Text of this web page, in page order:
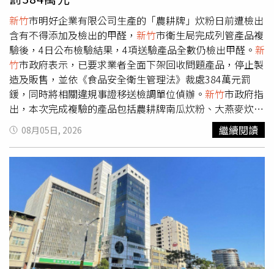
官網、線上申請、線上查詢各類掛號郵件狀況等，可能出現
載入緩慢、暫時無法使用或查不到最新狀態情形。如需使用
線上申請、EZPost登打郵件託運單、郵件查詢、i郵箱相關
資訊等服務，建議改採固定網路（Wi-Fi或有線網路）辦理。
中華郵政提到，郵務使用之PDA主要透過行動數據
（4G/5G）進行包裹、快捷掃描郵件上傳、簽收回傳，在演
練期間因行動網路降速，可能會出現投遞狀態延遲上傳、暫
時無法即時查核收件人資訊的情形，相關資料會於網路恢復
後自動補傳，後續客戶可查得完整資訊。中華郵政也建議，
演練期間客戶應盡量避免使用行動網路進行各項金融交易，
包含使用數位通路辦理各類轉帳、繳費、繳稅、帳戶連結支
付服務及其他須即時連線驗證服務，若客戶有迫切交易需
求，請改採固定網路（Wi-Fi或有線網路）連線辦理。中華郵
政說，另因行動網路降速影響，演練期間行動郵局APP推播
通知及其他即時通知服務可能發生延遲或無法即時發送之情
形，建議客戶於演練結束後，登入中華郵政公司網路郵局或
行動郵局查詢相關帳務資訊；如演練期間進行相關金融服
務，遭遇網路不穩時，請避免重複操作，並請務必確認交易
新竹市明好企業有限公司生產的「農耕牌」炊粉日前遭檢出
含有不得添加及檢出的甲醛， 新竹市衛生局完成列管產品複
驗後，4日公布檢驗結果，4項送驗產品全數仍檢出甲醛。 新
竹市政府表示，已要求業者全面下架回收問題產品，停止製
造及販售，並依《食品安全衛生管理法》裁處384萬元罰
鍰，同時將相關違規事證移送檢調單位偵辦。 新竹市政府指
出，本次完成複驗的產品包括農耕牌南瓜炊粉、大燕麥炊
粉、山藥炊粉及風城香菇素齋炊粉，共4項產品皆驗出甲
醛。經查核後，認定業者違反《食品安全衛生管理法》第15
條第1項第3款規定，並依同法第44條第1項裁罰。市府表
示，裁罰金額除依法規辦理外，也考量業者在一年內已三度
查獲相同違規情形，並綜合資本額、違規次數、產品影響範
圍及危害程度等因素，最終裁處384萬元，希望藉此遏止違
法行為，維護食品安全。明好企業生產的農耕牌炊粉，最早
是在台南市政府於5月底執行稽查時，驗出產品含有甲醛。
新竹市政府則於7月18日對外公布相關檢驗結果，並同步啟
動轄內米（炊）粉製造業擴大稽查專案。衛生局表示，此次
08月05日, 2026 繼續閱讀